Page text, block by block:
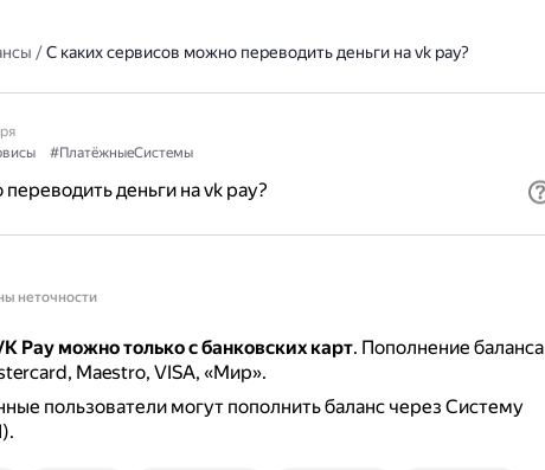
/С каких сервисов можно переводить деньги на vk pay?
#ПлатёжныеСистемы
деньги на vk pay?
неточности
Pay можно только с банковских карт. Пополнение баланса
Maestro, VISA, «Мир».
пользователи могут пополнить баланс через Систему